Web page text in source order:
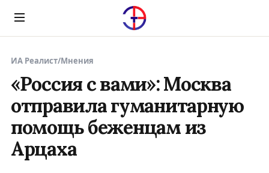
Menu
ИА Реалист/Мнения
«Россия с вами»: Москва
отправила гуманитарную
помощь беженцам из
Арцаха